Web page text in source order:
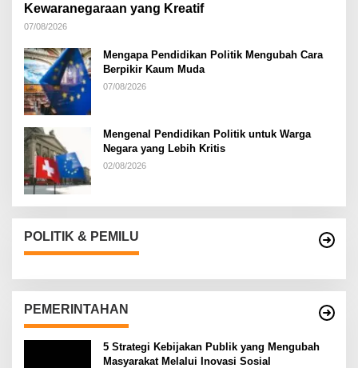
Kewaranegaraan yang Kreatif
07/08/2026
Mengapa Pendidikan Politik Mengubah Cara
Berpikir Kaum Muda
07/08/2026
Mengenal Pendidikan Politik untuk Warga
Negara yang Lebih Kritis
02/08/2026
POLITIK & PEMILU
PEMERINTAHAN
5 Strategi Kebijakan Publik yang Mengubah
Masyarakat Melalui Inovasi Sosial